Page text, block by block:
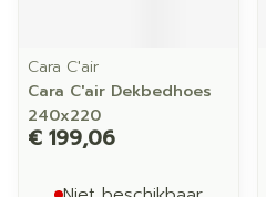
Cara C'air
Cara C'air Dekbedhoes
240x220
€ 199,06